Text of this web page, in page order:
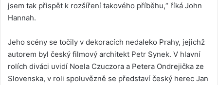
jsem tak přispět k rozšíření takového příběhu,“ říká John
Hannah.
Jeho scény se točily v dekoracích nedaleko Prahy, jejichž
autorem byl český filmový architekt Petr Synek. V hlavní
rolích diváci uvidí Noela Czuczora a Petera Ondrejička ze
Slovenska, v roli spoluvězně se představí český herec Jan